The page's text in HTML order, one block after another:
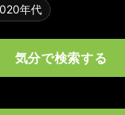
年代
気分で検索する